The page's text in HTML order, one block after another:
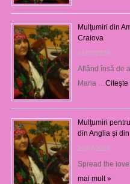
Mulţumiri din
Craiova
31/07/2026
Aflând însă de
Maria …Citeşte
Mulţumiri
din Anglia și
29/07/2026
Spread the
mai mult »